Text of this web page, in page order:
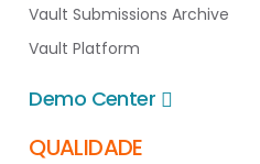
Vault Submissions Archive
Vault Platform
Demo Center
QUALIDADE